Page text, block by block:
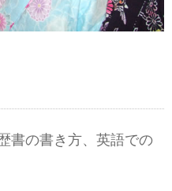
書の書き方、英語での